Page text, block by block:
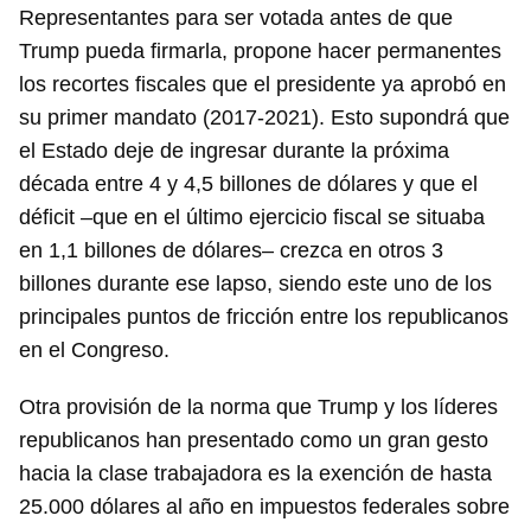
Representantes para ser votada antes de que
Trump pueda firmarla, propone hacer permanentes
los recortes fiscales que el presidente ya aprobó en
su primer mandato (2017-2021). Esto supondrá que
el Estado deje de ingresar durante la próxima
década entre 4 y 4,5 billones de dólares y que el
déficit –que en el último ejercicio fiscal se situaba
en 1,1 billones de dólares– crezca en otros 3
billones durante ese lapso, siendo este uno de los
principales puntos de fricción entre los republicanos
en el Congreso.
Otra provisión de la norma que Trump y los líderes
republicanos han presentado como un gran gesto
hacia la clase trabajadora es la exención de hasta
25.000 dólares al año en impuestos federales sobre